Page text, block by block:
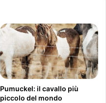
Pumuckel: il cavallo più
piccolo del mondo